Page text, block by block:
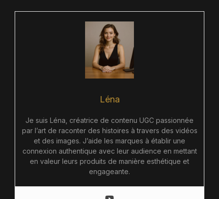
Léna
Je suis Léna, créatrice de contenu UGC passionnée
par l’art de raconter des histoires à travers des vidéos
et des images. J’aide les marques à établir une
connexion authentique avec leur audience en mettant
en valeur leurs produits de manière esthétique et
engageante.